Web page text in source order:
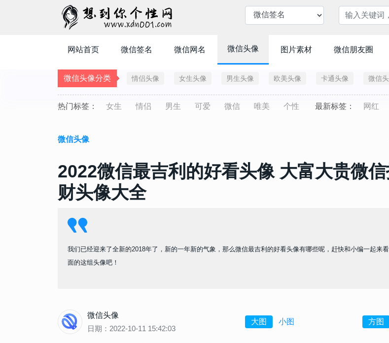
网站首页 微信签名 微信网名 微信头像 图片素材 微信朋友圈
微信头像分类 情侣头像 女生头像 男生头像 欧美头像 卡通头像 微信
热门标签： 女生 情侣 男生 可爱 微信 唯美 个性 最新标签： 网红
微信头像
2022微信最吉利的好看头像 大富大贵微
财头像大全
我们已经迎来了全新的2018年了，新的一年新的气象，那么微信最吉利的好看头像有哪些呢，赶快和小编一起来
面的这组头像吧！
微信头像
日期：2022-10-11 15:42:03
大图 小图 方图